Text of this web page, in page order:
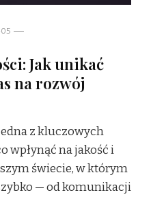
05
Jak unikać
na rozwój
z kluczowych
wpłynąć na jakość i
świecie, w którym
— od komunikacji